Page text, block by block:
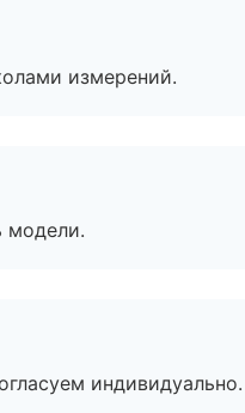
измерений.
модели.
индивидуально.